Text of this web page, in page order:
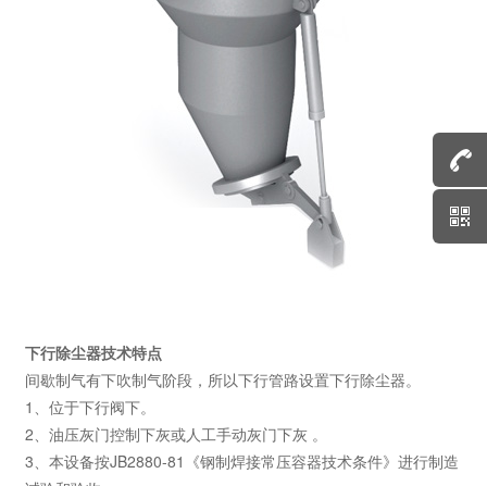
下行除尘器技术特点
间歇制气有下吹制气阶段，所以下行管路设置下行除尘器。
1、位于下行阀下。
2、油压灰门控制下灰或人工手动灰门下灰 。
3、本设备按JB2880-81《钢制焊接常压容器技术条件》进行制造